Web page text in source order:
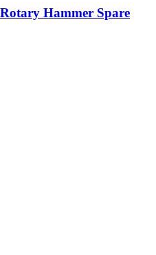
Hammer Spare